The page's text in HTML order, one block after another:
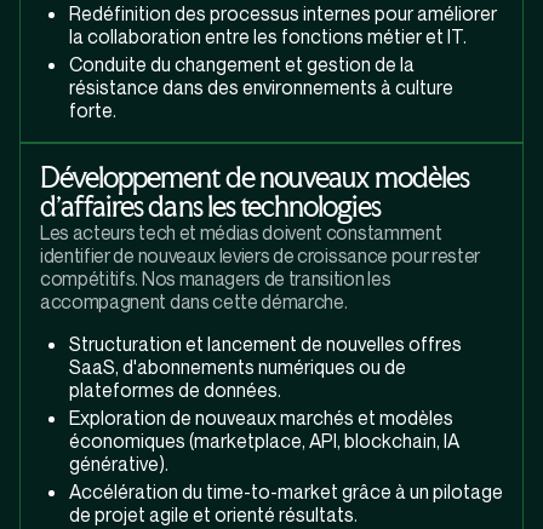
Redéfinition des processus internes pour améliorer
la collaboration entre les fonctions métier et IT.
Conduite du changement et gestion de la
résistance dans des environnements à culture
forte.
Développement de nouveaux modèles
d'affaires dans les technologies
Les acteurs tech et médias doivent constamment
identifier de nouveaux leviers de croissance pour rester
compétitifs. Nos managers de transition les
accompagnent dans cette démarche.
Structuration et lancement de nouvelles offres
SaaS, d'abonnements numériques ou de
plateformes de données.
Exploration de nouveaux marchés et modèles
économiques (marketplace, API, blockchain, IA
générative).
Accélération du time-to-market grâce à un pilotage
de projet agile et orienté résultats.